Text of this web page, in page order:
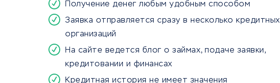
Получение денег любым удобным способом
Заявка отправляется сразу в несколько кредитных
организаций
На сайте ведется блог о займах, подаче заявки,
кредитовании и финансах
Кредитная история не имеет значения